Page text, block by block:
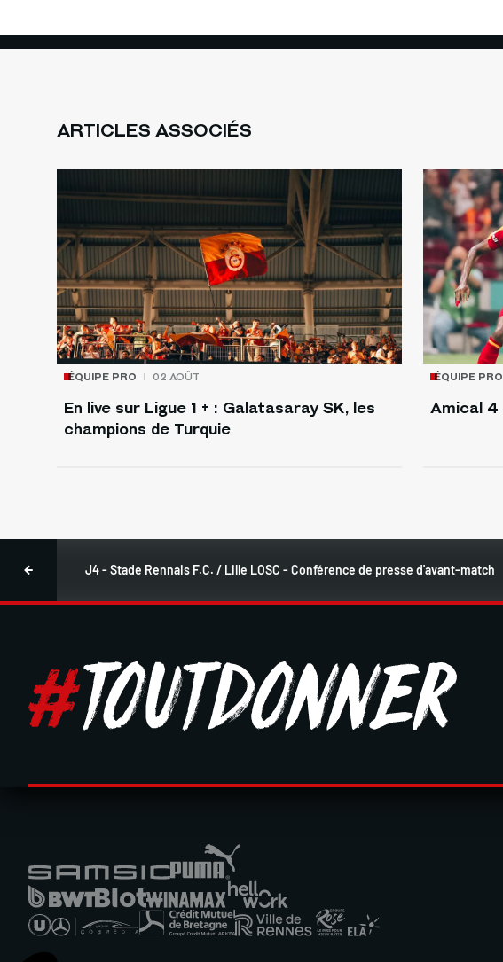
ARTICLES ASSOCIÉS
ÉQUIPE PRO 02 AOÛT
En live sur Ligue 1 + : Galatasaray SK, les
champions de Turquie
ÉQUIPE PRO
Amical 4
J4 - Stade Rennais F.C. / Lille LOSC - Conférence de presse d'avant-match